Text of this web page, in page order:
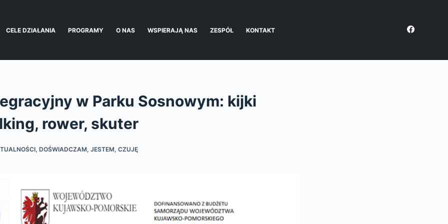
CELE DZIAŁANIA PROGRAMY O NAS WSPIERAJĄ NAS ZESPÓŁ KONTAKT
w Parku Sosnowym: kijki
rower, skuter
, DOŚWIADCZAM, JESTEM, CZUJĘ